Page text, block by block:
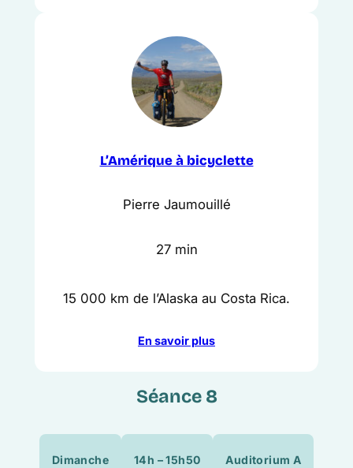
L’Amérique à bicyclette
Pierre Jaumouillé
27 min
15 000 km de l’Alaska au Costa Rica.
En savoir plus
Séance 8
Dimanche 14h – 15h50 Auditorium A